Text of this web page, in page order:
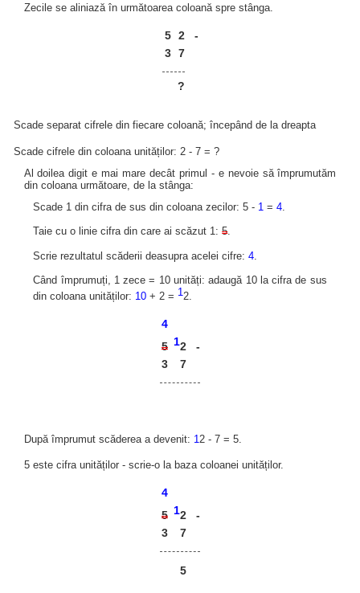
Zecile se aliniază în următoarea coloană spre stânga.
5 2
-
3 7
?
Scade separat cifrele din fiecare coloană; începând de la dreapta
Scade cifrele din coloana unităților: 2 - 7 = ?
Al doilea digit e mai mare decât primul - e nevoie să împrumutăm
din coloana următoare, de la stânga:
Scade 1 din cifra de sus din coloana zecilor: 5 - 1 =4
Taie cu o linie cifra din care ai scăzut 1:5.
Scrie rezultatul scăderii deasupra acelei cifre:4
Când împrumuți, 1 zece = 10 unități: adaugă 10 la cifra de sus
din coloana unităților: 10 + 2 = 12.
4
5 12
-
3
7
După împrumut scăderea a devenit: 12 - 7 = 5.
5 este cifra unităților - scrie-o la baza coloanei unităților.
4
5 12
-
3
7
5